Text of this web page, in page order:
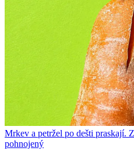
Mrkev a petržel po dešti praskají.
pohnojený